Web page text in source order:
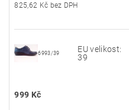
825,62 Kč bez DPH
6993/39
EU velikost:
39
999 Kč